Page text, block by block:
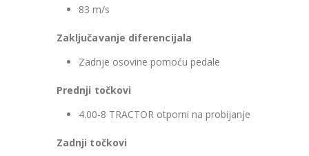
83 m/s
Zaključavanje diferencijala
Zadnje osovine pomoću pedale
Prednji točkovi
4.00-8 TRACTOR otporni na probijanje
Zadnji točkovi